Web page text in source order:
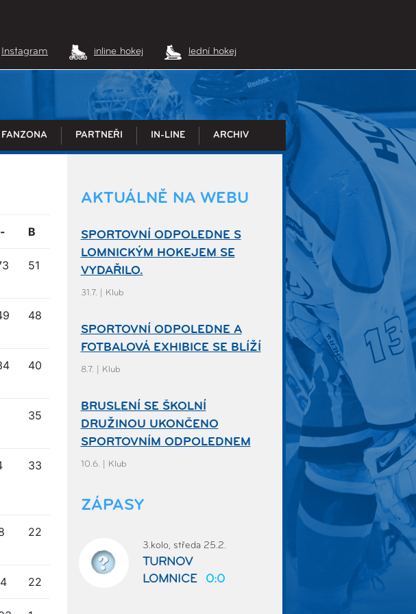
Instagram inline hokej lední hokej
FANZONA PARTNEŘI IN-LINE ARCHIV
B
51
48
40
35
33
22
22
AKTUÁLNĚ NA WEBU
SPORTOVNÍ ODPOLEDNE S
LOMNICKÝM HOKEJEM SE
VYDAŘILO.
31.7. | Klub
SPORTOVNÍ ODPOLEDNE A
FOTBALOVÁ EXHIBICE SE BLÍŽÍ
8.7. | Klub
BRUSLENÍ SE ŠKOLNÍ
DRUŽINOU UKONČENO
SPORTOVNÍM ODPOLEDNEM
10.6. | Klub
ZÁPASY
3.kolo, středa 25.2.
TURNOV
LOMNICE
0:0